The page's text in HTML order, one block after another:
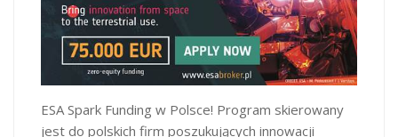
ESA Spark Funding w Polsce! Program skierowany
jest do polskich firm poszukujących innowacji